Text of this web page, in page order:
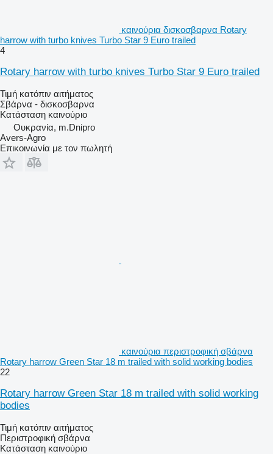
καινούρια δισκοσβαρνα Rotary
harrow with turbo knives Turbo Star 9 Euro trailed
4
Rotary harrow with turbo knives Turbo Star 9 Euro trailed
Τιμή κατόπιν αιτήματος
Σβάρνα - δισκοσβαρνα
Κατάσταση καινούριο
Ουκρανία, m.Dnipro
Avers-Agro
Επικοινωνία με τον πωλητή
καινούρια περιστροφική σβάρνα
Rotary harrow Green Star 18 m trailed with solid working bodies
22
Rotary harrow Green Star 18 m trailed with solid working
bodies
Τιμή κατόπιν αιτήματος
Περιστροφική σβάρνα
Κατάσταση καινούριο